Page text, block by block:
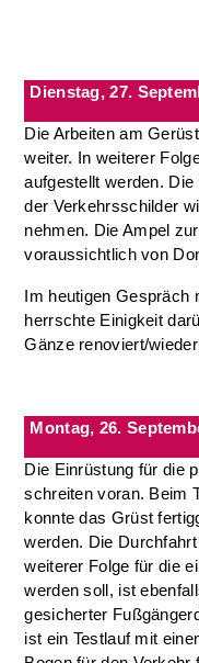
Dienstag, 27.
Die Arbeiten am
weiter. In weiterer
aufgestellt werden.
der Verkehrsschilder
nehmen. Die Ampel
voraussichtlich von
Im heutigen Gespräch
herrschte Einigkeit
Gänze renoviert/
Montag, 26.
Die Einrüstung für die
schreiten voran. Beim
konnte das Grüst
werden. Die
weiterer Folge für die
werden soll, ist
gesicherter
ist ein Testlauf mit